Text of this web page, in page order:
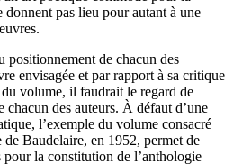
pas lieu pour autant à une
positionnement de chacun des
envisagée et par rapport à sa critique
volume, il faudrait le regard de
chacun des auteurs. À défaut d’une
l’exemple du volume consacré
Baudelaire, en 1952, permet de
la constitution de l’anthologie